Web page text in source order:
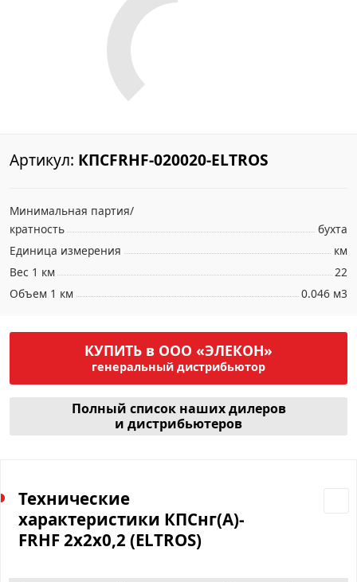
Артикул: КПСFRHF-020020-ELTROS
Минимальная партия/
кратность
бухта
Единица измерения
км
Вес 1 км
22
Объем 1 км
0.046 м3
КУПИТЬ в ООО «ЭЛЕКОН»
генеральный дистрибьютор
Полный список наших дилеров
и дистрибьютеров
Технические
характеристики КПСнг(А)-
FRHF 2х2х0,2 (ELTROS)